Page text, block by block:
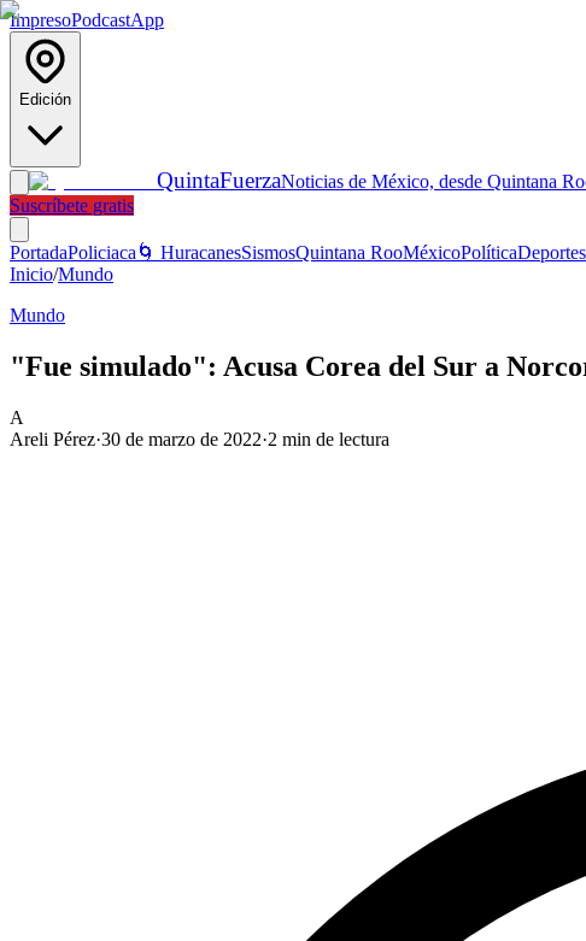
ImpresoPodcastApp
Edición
QuintaFuerzaNoticias de México, desde Quintana
Suscríbete gratis
PortadaPoliciaca 🌀 HuracanesSismosQuintana RooMéxicoPolíticaDeportes
Inicio/Mundo
Mundo
"Fue simulado": Acusa Corea del Sur a
A
Areli Pérez·30 de marzo de 2022·2 min de lectura